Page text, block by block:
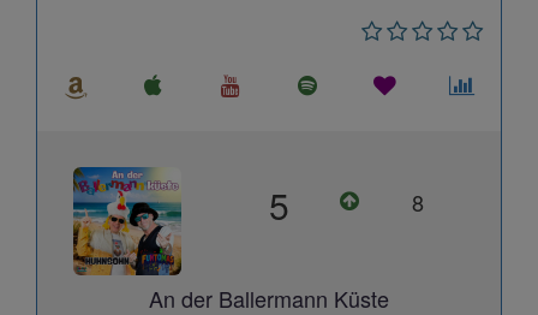
5 8
An der Ballermann Küste